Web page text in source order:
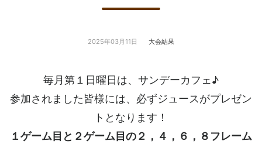
2025年03月11日 大会結果
毎月第１日曜日は、サンデーカフェ♪
参加されました皆様には、必ずジュースがプレゼン
トとなります！
１ゲーム目と２ゲーム目の２，４，６，８フレーム